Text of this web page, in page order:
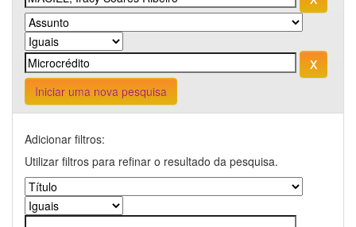
Iniciar uma nova pesquisa
Adicionar filtros:
Utilizar filtros para refinar o resultado da pesquisa.